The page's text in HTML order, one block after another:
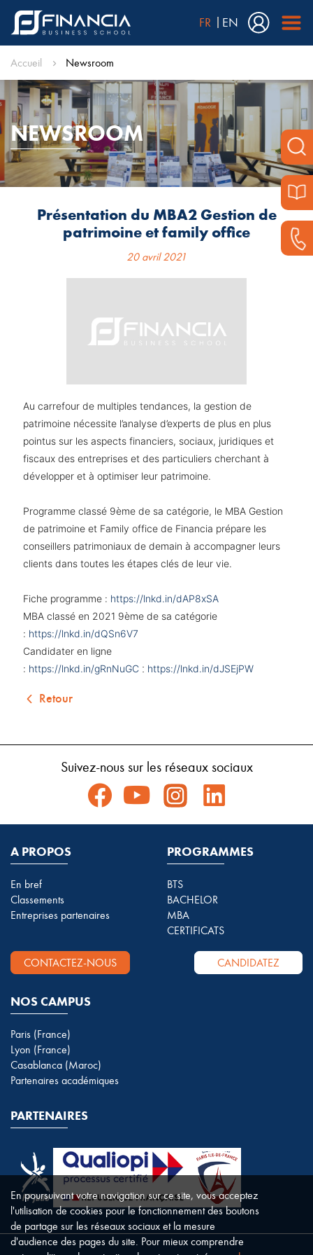
FR EN
Accueil Newsroom
NEWSROOM
Présentation du MBA2 Gestion de
patrimoine et family office
20 avril 2021
Au carrefour de multiples tendances, la gestion de
patrimoine nécessite l’analyse d’experts de plus en plus
pointus sur les aspects financiers, sociaux, juridiques et
fiscaux des entreprises et des particuliers cherchant à
développer et à optimiser leur patrimoine.
Programme classé 9ème de sa catégorie, le MBA Gestion
de patrimoine et Family office de Financia prépare les
conseillers patrimoniaux de demain à accompagner leurs
clients dans toutes les étapes clés de leur vie.
Fiche programme : https://lnkd.in/dAP8xSA
MBA classé en 2021 9ème de sa catégorie
: https://lnkd.in/dQSn6V7
Candidater en ligne
: https://lnkd.in/gRnNuGC : https://lnkd.in/dJSEjPW
Retour
Suivez-nous sur les réseaux sociaux
A PROPOS
En bref
Classements
Entreprises partenaires
PROGRAMMES
BTS
BACHELOR
MBA
CERTIFICATS
CONTACTEZ-NOUS CANDIDATEZ
NOS CAMPUS
Paris (France)
Lyon (France)
Casablanca (Maroc)
Partenaires académiques
PARTENAIRES
En poursuivant votre navigation sur ce site, vous acceptez
l'utilisation de cookies pour le fonctionnement des boutons
de partage sur les réseaux sociaux et la mesure
d'audience des pages du site. Pour mieux comprendre